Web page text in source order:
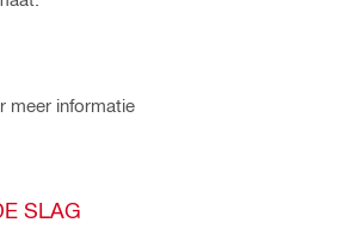
meer informatie
SLAG